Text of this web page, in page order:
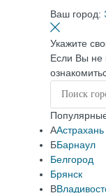
Ваш город:
Укажите
Если Вы не
ААстрахань
ББарнаул
Белгород
Брянск
В